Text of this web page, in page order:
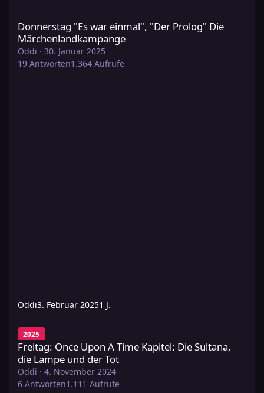
Donnerstag "Es war einmal", "Der Prolog" Die
Märchenlandkampange
Oddi · 30. Januar 2025
19 Antworten1.364 Aufrufe
Oddi3. Februar 20251 J.
Freitag: Once Upon A Time Kapitel: Die Sultana, die Lampe und
2025
Freitag: Once Upon A Time Kapitel: Die Sultana,
die Lampe und der Tot
Oddi · 4. November 2024
6 Antworten1.111 Aufrufe